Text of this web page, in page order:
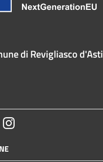
di Revigliasco d'Asti
Instagram